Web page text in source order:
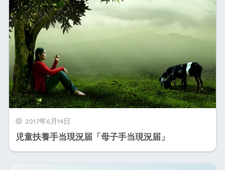
2017年6月14日
児童扶養手当現況届「母子手当現況届」